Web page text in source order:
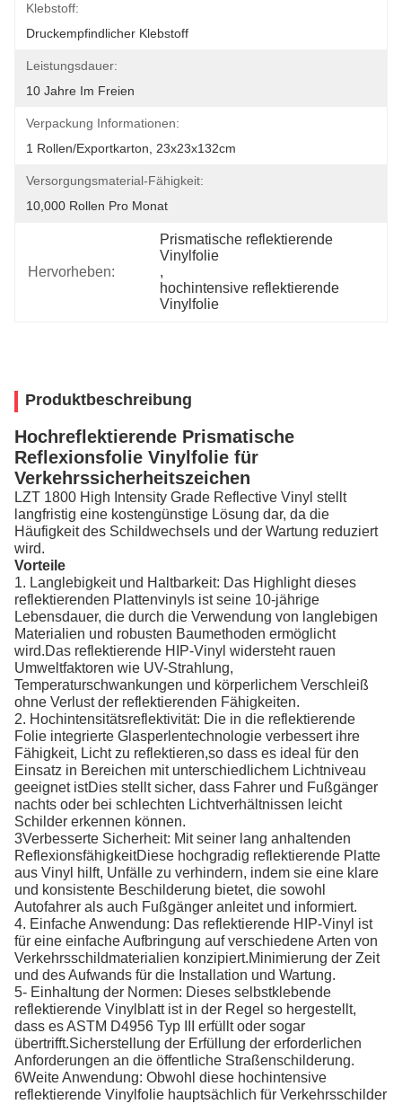
Klebstoff:
Druckempfindlicher Klebstoff
Leistungsdauer:
10 Jahre Im Freien
Verpackung Informationen:
1 Rollen/Exportkarton, 23x23x132cm
Versorgungsmaterial-Fähigkeit:
10,000 Rollen Pro Monat
Hervorheben:
Prismatische reflektierende
Vinylfolie
,
hochintensive reflektierende
Vinylfolie
Produktbeschreibung
Hochreflektierende Prismatische
Reflexionsfolie Vinylfolie für
Verkehrssicherheitszeichen
LZT 1800 High Intensity Grade Reflective Vinyl stellt
langfristig eine kostengünstige Lösung dar, da die
Häufigkeit des Schildwechsels und der Wartung reduziert
wird.
Vorteile
1. Langlebigkeit und Haltbarkeit: Das Highlight dieses
reflektierenden Plattenvinyls ist seine 10-jährige
Lebensdauer, die durch die Verwendung von langlebigen
Materialien und robusten Baumethoden ermöglicht
wird.Das reflektierende HIP-Vinyl widersteht rauen
Umweltfaktoren wie UV-Strahlung,
Temperaturschwankungen und körperlichem Verschleiß
ohne Verlust der reflektierenden Fähigkeiten.
2. Hochintensitätsreflektivität: Die in die reflektierende
Folie integrierte Glasperlentechnologie verbessert ihre
Fähigkeit, Licht zu reflektieren,so dass es ideal für den
Einsatz in Bereichen mit unterschiedlichem Lichtniveau
geeignet istDies stellt sicher, dass Fahrer und Fußgänger
nachts oder bei schlechten Lichtverhältnissen leicht
Schilder erkennen können.
3Verbesserte Sicherheit: Mit seiner lang anhaltenden
ReflexionsfähigkeitDiese hochgradig reflektierende Platte
aus Vinyl hilft, Unfälle zu verhindern, indem sie eine klare
und konsistente Beschilderung bietet, die sowohl
Autofahrer als auch Fußgänger anleitet und informiert.
4. Einfache Anwendung: Das reflektierende HIP-Vinyl ist
für eine einfache Aufbringung auf verschiedene Arten von
Verkehrsschildmaterialien konzipiert.Minimierung der Zeit
und des Aufwands für die Installation und Wartung.
5- Einhaltung der Normen: Dieses selbstklebende
reflektierende Vinylblatt ist in der Regel so hergestellt,
dass es ASTM D4956 Typ III erfüllt oder sogar
übertrifft.Sicherstellung der Erfüllung der erforderlichen
Anforderungen an die öffentliche Straßenschilderung.
6Weite Anwendung: Obwohl diese hochintensive
reflektierende Vinylfolie hauptsächlich für Verkehrsschilder